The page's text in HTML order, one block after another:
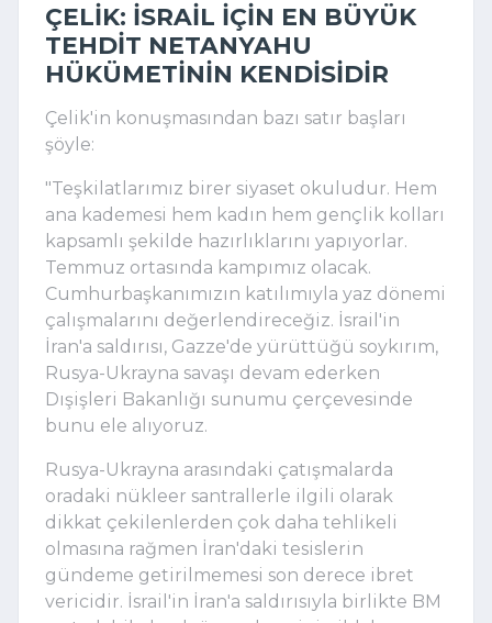
ÇELIK: İSRAIL IÇIN EN BÜYÜK
TEHDIT NETANYAHU
HÜKÜMETININ KENDISIDIR
Çelik'in konuşmasından bazı satır başları
şöyle:
"Teşkilatlarımız birer siyaset okuludur. Hem
ana kademesi hem kadın hem gençlik kolları
kapsamlı şekilde hazırlıklarını yapıyorlar.
Temmuz ortasında kampımız olacak.
Cumhurbaşkanımızın katılımıyla yaz dönemi
çalışmalarını değerlendireceğiz. İsrail'in
İran'a saldırısı, Gazze'de yürüttüğü soykırım,
Rusya-Ukrayna savaşı devam ederken
Dışişleri Bakanlığı sunumu çerçevesinde
bunu ele alıyoruz.
Rusya-Ukrayna arasındaki çatışmalarda
oradaki nükleer santrallerle ilgili olarak
dikkat çekilenlerden çok daha tehlikeli
olmasına rağmen İran'daki tesislerin
gündeme getirilmemesi son derece ibret
vericidir. İsrail'in İran'a saldırısıyla birlikte BM